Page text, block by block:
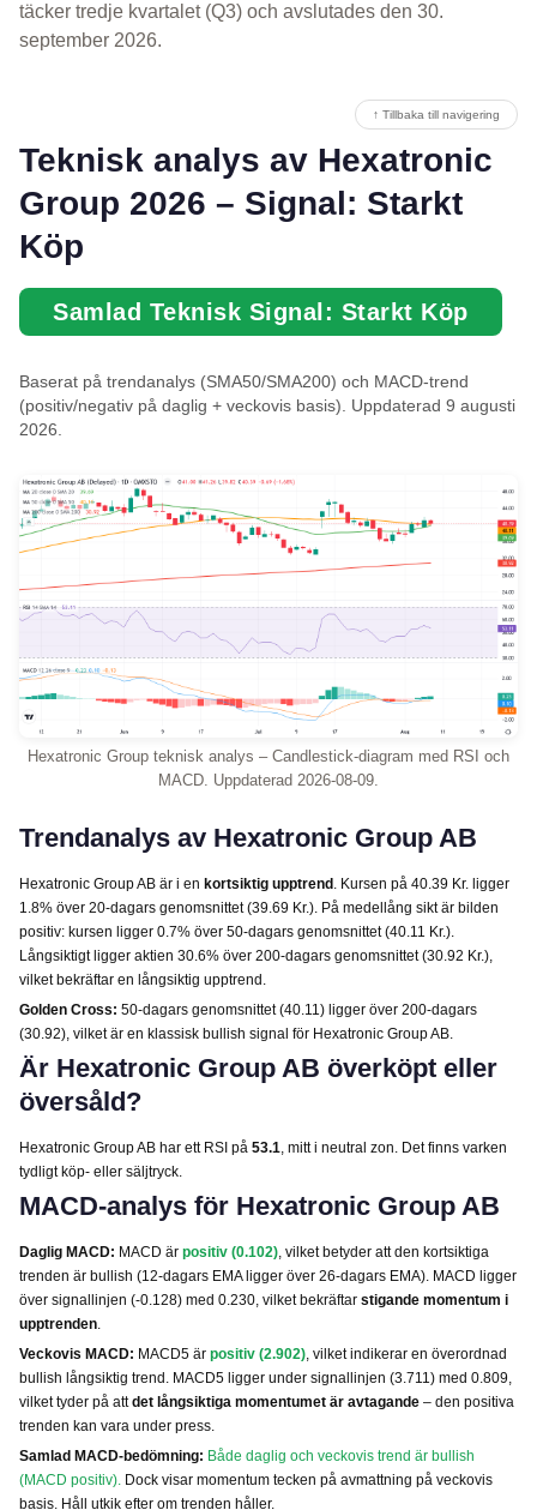
täcker tredje kvartalet (Q3) och avslutades den 30.
september 2026.
↑ Tillbaka till navigering
Teknisk analys av Hexatronic
Group 2026 – Signal: Starkt
Köp
Samlad Teknisk Signal: Starkt Köp
Baserat på trendanalys (SMA50/SMA200) och MACD-trend
(positiv/negativ på daglig + veckovis basis). Uppdaterad 9 augusti
2026.
Hexatronic Group teknisk analys – Candlestick-diagram med RSI och
MACD. Uppdaterad 2026-08-09.
Trendanalys av Hexatronic Group AB
Hexatronic Group AB är i en kortsiktig upptrend . Kursen på 40.39 Kr. ligger
1.8% över 20-dagars genomsnittet (39.69 Kr.). På medellång sikt är bilden
positiv: kursen ligger 0.7% över 50-dagars genomsnittet (40.11 Kr.).
Långsiktigt ligger aktien 30.6% över 200-dagars genomsnittet (30.92 Kr.),
vilket bekräftar en långsiktig upptrend.
Golden Cross: 50-dagars genomsnittet (40.11) ligger över 200-dagars
(30.92), vilket är en klassisk bullish signal för Hexatronic Group AB.
Är Hexatronic Group AB överköpt eller
översåld?
Hexatronic Group AB har ett RSI på 53.1 , mitt i neutral zon. Det finns varken
tydligt köp- eller säljtryck.
MACD-analys för Hexatronic Group AB
Daglig MACD: MACD är positiv (0.102) , vilket betyder att den kortsiktiga
trenden är bullish (12-dagars EMA ligger över 26-dagars EMA). MACD ligger
över signallinjen (-0.128) med 0.230, vilket bekräftar stigande momentum i
upptrenden
Veckovis MACD: MACD5 är positiv (2.902) , vilket indikerar en överordnad
bullish långsiktig trend. MACD5 ligger under signallinjen (3.711) med 0.809,
vilket tyder på attdet långsiktiga momentumet är avtagande – den positiva
trenden kan vara under press.
Samlad MACD-bedömning: Både daglig och veckovis trend är bullish
(MACD positiv). Dock visar momentum tecken på avmattning på veckovis
basis. Håll utkik efter om trenden håller.